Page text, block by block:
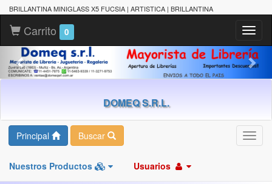
BRILLANTINA MINIGLASS X5 FUCSIA | ARTISTICA | BRILLANTINA
Carrito 0
DOMEQ S.R.L.
Principal Buscar
Nuestros Productos Usuarios